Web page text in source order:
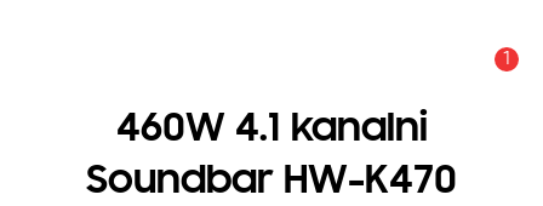
1
460W 4.1 kanalni
Soundbar HW-K470